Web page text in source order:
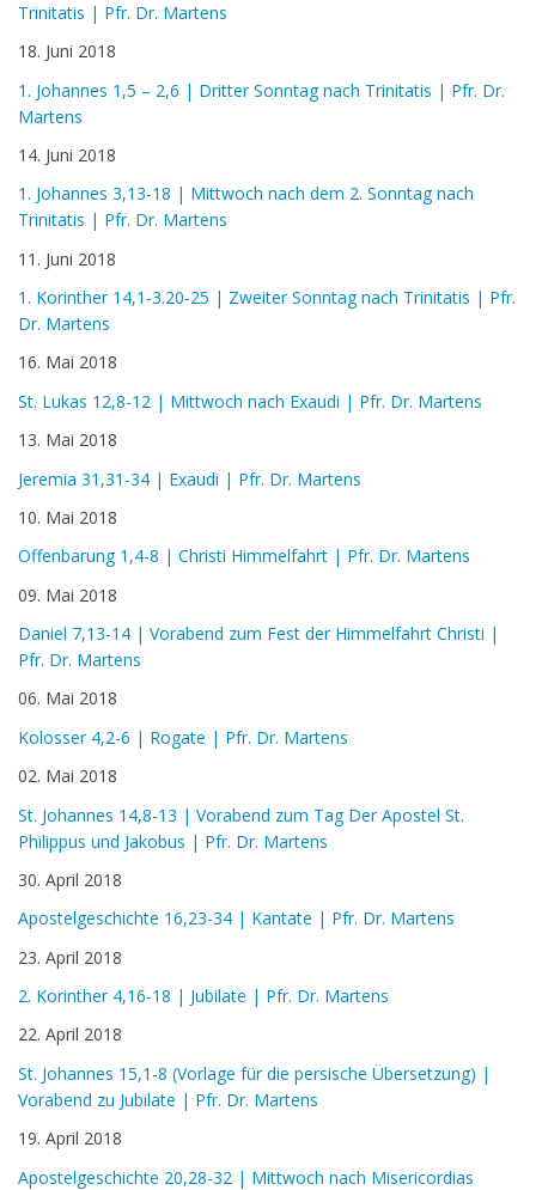
Trinitatis | Pfr. Dr. Martens
18. Juni 2018
1. Johannes 1,5 – 2,6 | Dritter Sonntag nach Trinitatis | Pfr. Dr.
Martens
14. Juni 2018
1. Johannes 3,13-18 | Mittwoch nach dem 2. Sonntag nach
Trinitatis | Pfr. Dr. Martens
11. Juni 2018
1. Korinther 14,1-3.20-25 | Zweiter Sonntag nach Trinitatis | Pfr.
Dr. Martens
16. Mai 2018
St. Lukas 12,8-12 | Mittwoch nach Exaudi | Pfr. Dr. Martens
13. Mai 2018
Jeremia 31,31-34 | Exaudi | Pfr. Dr. Martens
10. Mai 2018
Offenbarung 1,4-8 | Christi Himmelfahrt | Pfr. Dr. Martens
09. Mai 2018
Daniel 7,13-14 | Vorabend zum Fest der Himmelfahrt Christi |
Pfr. Dr. Martens
06. Mai 2018
Kolosser 4,2-6 | Rogate | Pfr. Dr. Martens
02. Mai 2018
St. Johannes 14,8-13 | Vorabend zum Tag Der Apostel St.
Philippus und Jakobus | Pfr. Dr. Martens
30. April 2018
Apostelgeschichte 16,23-34 | Kantate | Pfr. Dr. Martens
23. April 2018
2. Korinther 4,16-18 | Jubilate | Pfr. Dr. Martens
22. April 2018
St. Johannes 15,1-8 (Vorlage für die persische Übersetzung) |
Vorabend zu Jubilate | Pfr. Dr. Martens
19. April 2018
Apostelgeschichte 20,28-32 | Mittwoch nach Misericordias